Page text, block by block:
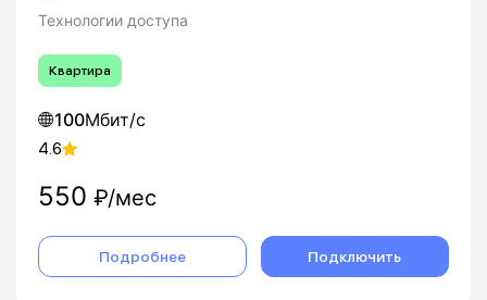
Технологии доступа
Квартира
100Мбит/с
4.6
550 ₽/мес
Подробнее Подключить